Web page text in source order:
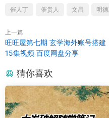
催人丁 催贵人 文昌 明德
上一篇
旺旺屋第七期 玄学海外账号搭建
15集视频 百度网盘分享
猜你喜欢